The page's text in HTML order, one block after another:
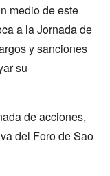
medio de este
a la Jornada de
y sanciones
su
de acciones,
del Foro de Sao